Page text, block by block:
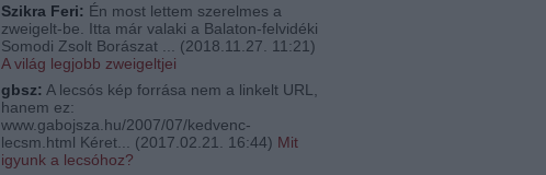
Szikra Feri: Én most lettem szerelmes a
zweigelt-be. Itta már valaki a Balaton-felvidéki
Somodi Zsolt Borászat ... (2018.11.27. 11:21)
A világ legjobb zweigeltjei
gbsz: A lecsós kép forrása nem a linkelt URL,
hanem ez:
www.gabojsza.hu/2007/07/kedvenc-
lecsm.html Kéret... (2017.02.21. 16:44) Mit
igyunk a lecsóhoz?